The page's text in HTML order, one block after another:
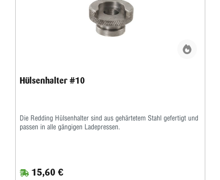
Hülsenhalter #10
Die Redding Hülsenhalter sind aus gehärtetem Stahl gefertigt und
passen in alle gängigen Ladepressen.
15,60 €